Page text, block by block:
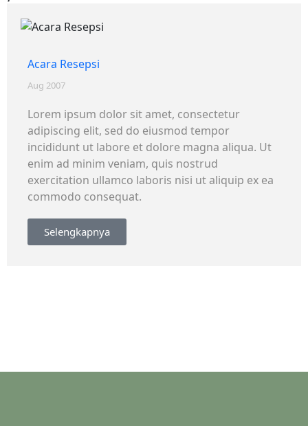
Acara Resepsi
Aug 2007
Lorem ipsum dolor sit amet, consectetur
adipiscing elit, sed do eiusmod tempor
incididunt ut labore et dolore magna aliqua. Ut
enim ad minim veniam, quis nostrud
exercitation ullamco laboris nisi ut aliquip ex ea
commodo consequat.
Selengkapnya